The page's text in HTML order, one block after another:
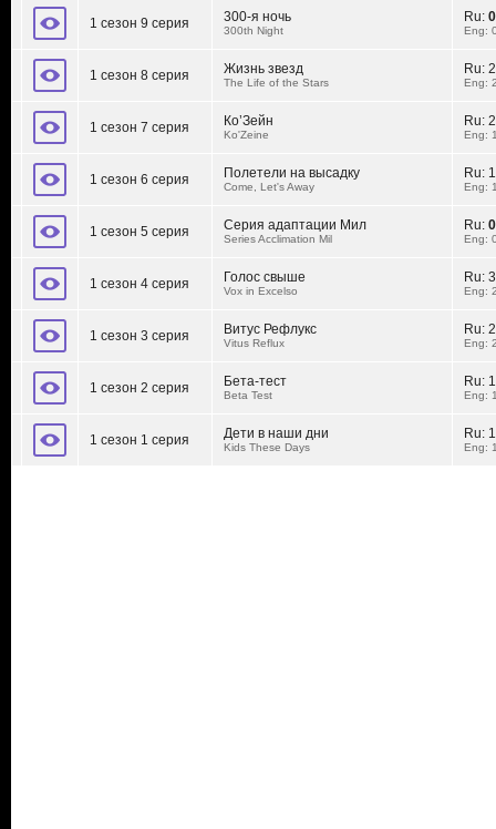
1 сезон 9 серия 300-я ночь
300th Night
Ru:
Eng:
1 сезон 8 серия Жизнь звезд
The Life of the Stars
Ru:
Eng:
1 сезон 7 серия Ко’Зейн
Ko'Zeine
Ru:
Eng:
1 сезон 6 серия Полетели на высадку
Come, Let's Away
Ru:
Eng:
1 сезон 5 серия Серия адаптации Мил
Series Acclimation Mil
Ru:
Eng:
1 сезон 4 серия Голос свыше
Vox in Excelso
Ru:
Eng:
1 сезон 3 серия Витус Рефлукс
Vitus Reflux
Ru:
Eng:
1 сезон 2 серия Бета-тест
Beta Test
Ru:
Eng:
1 сезон 1 серия Дети в наши дни
Kids These Days
Ru:
Eng: